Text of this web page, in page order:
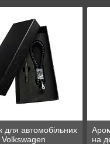
для автомобільних
Volkswagen
на